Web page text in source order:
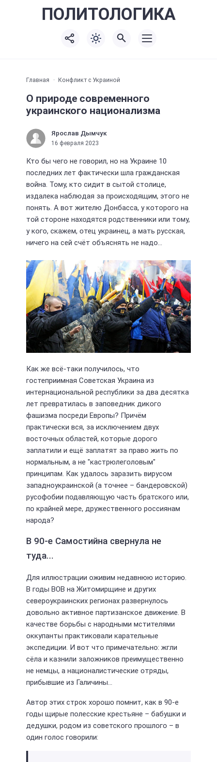
ПОЛИТОЛОГИКА
Главная Конфликт с Украиной
О природе современного
украинского национализма
Ярослав Дымчук
16 февраля 2023
Кто бы чего не говорил, но на Украине 10
последних лет фактически шла гражданская
война. Тому, кто сидит в сытой столице,
издалека наблюдая за происходящим, этого не
понять. А вот жителю Донбасса, у которого на
той стороне находятся родственники или тому,
у кого, скажем, отец украинец, а мать русская,
ничего на сей счёт объяснять не надо...
Как же всё-таки получилось, что
гостеприимная Советская Украина из
интернациональной республики за два десятка
лет превратилась в заповедник дикого
фашизма посреди Европы? Причём
практически вся, за исключением двух
восточных областей, которые дорого
заплатили и ещё заплатят за право жить по
нормальным, а не "кастрюлеголовым"
принципам. Как удалось заразить вирусом
западноукраинской (а точнее – бандеровской)
русофобии подавляющую часть братского или,
по крайней мере, дружественного россиянам
народа?
В 90-е Самостийна свернула не
туда...
Для иллюстрации оживим недавнюю историю.
В годы ВОВ на Житомирщине и других
североукраинских регионах развернулось
довольно активное партизанское движение. В
качестве борьбы с народными мстителями
оккупанты практиковали карательные
экспедиции. И вот что примечательно: жгли
сёла и казнили заложников преимущественно
не немцы, а националистические отряды,
прибывшие из Галичины...
Автор этих строк хорошо помнит, как в 90-е
годы щирые полесские крестьяне – бабушки и
дедушки, родом из советского прошлого – в
один голос говорили: